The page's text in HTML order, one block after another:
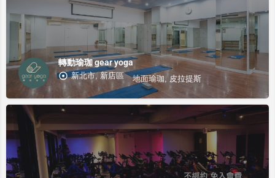
轉動瑜珈 gear yoga
新北市, 新店區 地面瑜珈, 皮拉提斯